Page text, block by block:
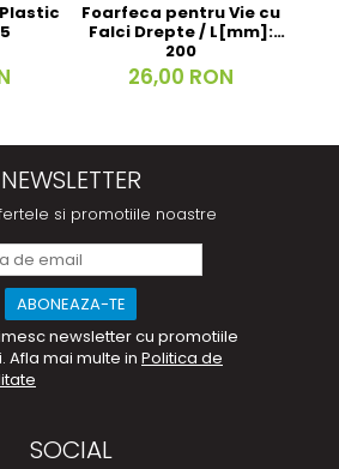
Foarfeca pentru Vie cu
Falci Drepte / L[mm]:
200
26,00 RON
NEWSLETTER
si promotiile noastre
newsletter cu promotiile
Afla mai multe in Politica de
SOCIAL